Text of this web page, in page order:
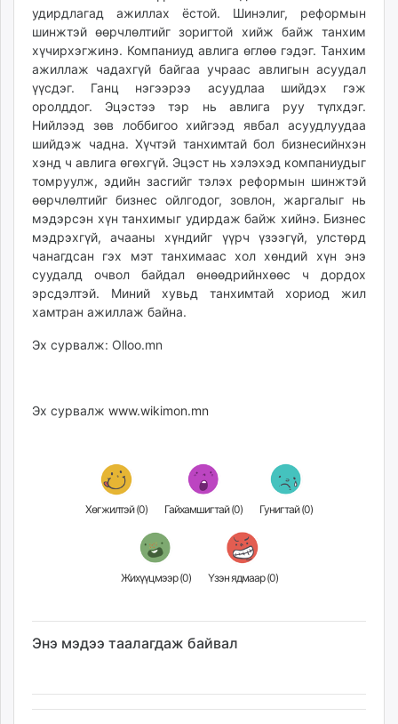
удирдлагад ажиллах ёстой. Шинэлиг, реформын
шинжтэй өөрчлөлтийг зоригтой хийж байж танхим
хүчирхэгжинэ. Компаниуд авлига өглөө гэдэг. Танхим
ажиллаж чадахгүй байгаа учраас авлигын асуудал
үүсдэг. Ганц нэгээрээ асуудлаа шийдэх гэж
оролддог. Эцэстээ тэр нь авлига руу түлхдэг.
Нийлээд зөв лоббигоо хийгээд явбал асуудлуудаа
шийдэж чадна. Хүчтэй танхимтай бол бизнесийнхэн
хэнд ч авлига өгөхгүй. Эцэст нь хэлэхэд компаниудыг
томруулж, эдийн засгийг тэлэх реформын шинжтэй
өөрчлөлтийг бизнес ойлгодог, зовлон, жаргалыг нь
мэдэрсэн хүн танхимыг удирдаж байж хийнэ. Бизнес
мэдрэхгүй, ачааны хүндийг үүрч үзээгүй, улстөрд
чанагдсан гэх мэт танхимаас хол хөндий хүн энэ
суудалд очвол байдал өнөөдрийнхөөс ч дордох
эрсдэлтэй. Миний хувьд танхимтай хориод жил
хамтран ажиллаж байна.
Эх сурвалж: Olloo.mn
Эх сурвалж www.wikimon.mn
Хөгжилтэй (0) Гайхамшигтай (0) Гунигтай (0)
Жихүүцмээр (0) Үзэн ядмаар (0)
Энэ мэдээ таалагдаж байвал